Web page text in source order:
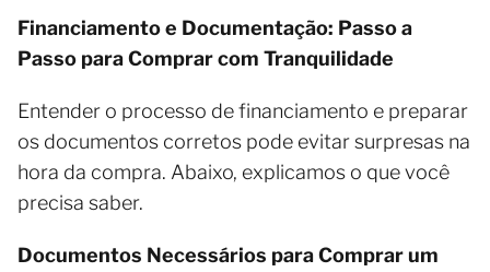
Financiamento e Documentação: Passo a
Passo para Comprar com Tranquilidade
Entender o processo de financiamento e preparar
os documentos corretos pode evitar surpresas na
hora da compra. Abaixo, explicamos o que você
precisa saber.
Documentos Necessários para Comprar um